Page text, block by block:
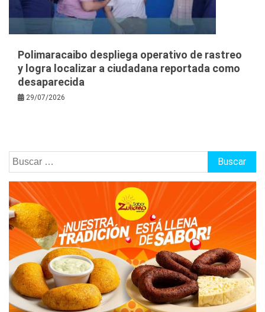
Polimaracaibo despliega operativo de rastreo
y logra localizar a ciudadana reportada como
desaparecida
29/07/2026
Buscar: